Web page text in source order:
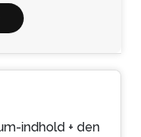
indhold + den